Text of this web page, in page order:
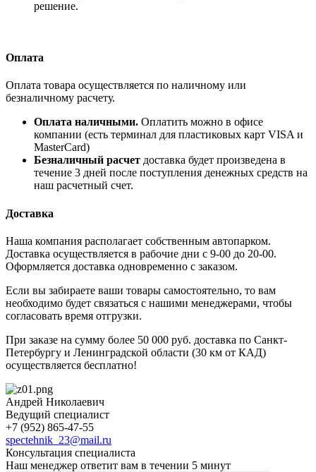
решение.
Оплата
Оплата товара осуществляется по наличному или
безналичному расчету.
Оплата наличными. Оплатить можно в офисе
компании (есть терминал для пластиковых карт VISA и
MasterCard)
Безналичный расчет доставка будет произведена в
течение 3 дней после поступления денежных средств на
наш расчетный счет.
Доставка
Наша компания располагает собственным автопарком.
Доставка осуществляется в рабочие дни с 9-00 до 20-00.
Оформляется доставка одновременно с заказом.
Если вы забираете ваши товары самостоятельно, то вам
необходимо будет связаться с нашими менеджерами, чтобы
согласовать время отгрузки.
При заказе на сумму более 50 000 руб. доставка по Санкт-
Петербургу и Ленинградской области (30 км от КАД)
осуществляется бесплатно!
Андрей Николаевич
Ведущий специалист
+7 (952) 865-47-55
spectehnik_23@mail.ru
Консультация специалиста
Наш менеджер ответит вам в течении 5 минут